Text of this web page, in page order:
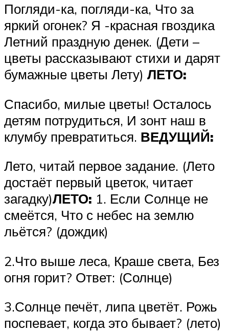
Погляди-ка, погляди-ка, Что за
яркий огонек? Я -красная гвоздика
Летний праздную денек. (Дети –
цветы рассказывают стихи и дарят
бумажные цветы Лету) ЛЕТО:
Спасибо, милые цветы! Осталось
детям потрудиться, И зонт наш в
клумбу превратиться. ВЕДУЩИЙ:
Лето, читай первое задание. (Лето
достаёт первый цветок, читает
загадку)ЛЕТО: 1. Если Солнце не
смеётся, Что с небес на землю
льётся? (дождик)
2.Что выше леса, Краше света, Без
огня горит? Ответ: (Солнце)
3.Солнце печёт, липа цветёт. Рожь
поспевает, когда это бывает? (лето)